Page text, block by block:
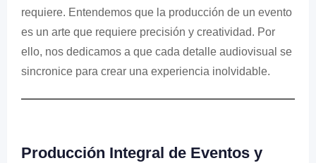
requiere. Entendemos que la producción de un evento
es un arte que requiere precisión y creatividad. Por
ello, nos dedicamos a que cada detalle audiovisual se
sincronice para crear una experiencia inolvidable.
Producción Integral de Eventos y